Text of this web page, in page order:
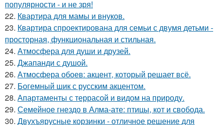
популярности - и не зря!
22. Квартира для мамы и внуков.
23. Квартира спроектирована для семьи с двумя детьми -
просторная, функциональная и стильная.
24. Атмосфера для души и друзей.
25. Джапанди с душой.
26. Атмосфера обоев: акцент, который решает всё.
27. Богемный шик с русским акцентом.
28. Апартаменты с террасой и видом на природу.
29. Семейное гнездо в Алма-ате: птицы, кот и свобода.
30. Двухъярусные корзинки - отличное решение для